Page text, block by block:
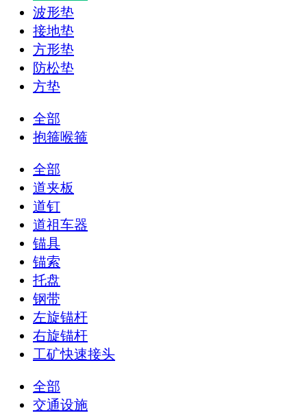
波形垫
接地垫
方形垫
防松垫
方垫
全部
抱箍喉箍
全部
道夹板
道钉
道祖车器
锚具
锚索
托盘
钢带
左旋锚杆
右旋锚杆
工矿快速接头
全部
交通设施